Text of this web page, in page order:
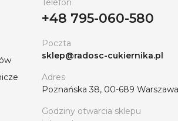
Telefon
+48 795-060-580
Poczta
sklep@radosc-cukiernika.pl
Adres
Poznańska 38, 00-689 Warszawa
Godziny otwarcia sklepu